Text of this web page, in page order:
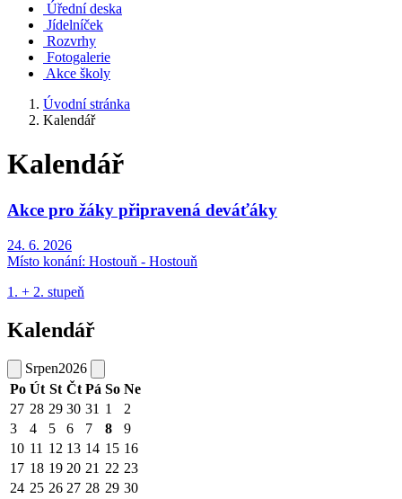
Úřední deska
Jídelníček
Rozvrhy
Fotogalerie
Akce školy
Úvodní stránka
Kalendář
Kalendář
Akce pro žáky připravená deváťáky
24. 6. 2026
Místo konání: Hostouň - Hostouň
1. + 2. stupeň
Kalendář
Srpen2026
Po Út St Čt Pá So Ne
27 28 29 30 31 1
2
3
4 5 6 7 8
9
10 11 12 13 14 15 16
17 18 19 20 21 22 23
24 25 26 27 28 29 30